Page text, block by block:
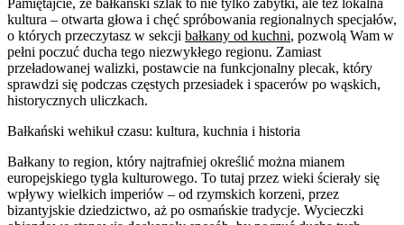
kultura – otwarta głowa i chęć spróbowania regionalnych specjałów,
o których przeczytasz w sekcji bałkany od kuchni, pozwolą Wam w
pełni poczuć ducha tego niezwykłego regionu. Zamiast
przeładowanej walizki, postawcie na funkcjonalny plecak, który
sprawdzi się podczas częstych przesiadek i spacerów po wąskich,
historycznych uliczkach.
Bałkański wehikuł czasu: kultura, kuchnia i historia
Bałkany to region, który najtrafniej określić można mianem
europejskiego tygla kulturowego. To tutaj przez wieki ścierały się
wpływy wielkich imperiów – od rzymskich korzeni, przez
bizantyjskie dziedzictwo, aż po osmańskie tradycje. Wycieczki